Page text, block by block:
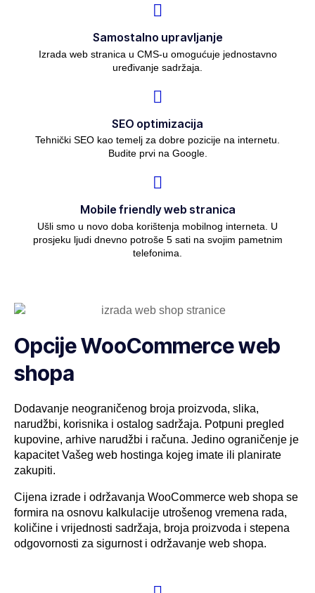
Samostalno upravljanje
Izrada web stranica u CMS-u omogućuje jednostavno
uređivanje sadržaja.
SEO optimizacija
Tehnički SEO kao temelj za dobre pozicije na internetu.
Budite prvi na Google.
Mobile friendly web stranica
Ušli smo u novo doba korištenja mobilnog interneta. U
prosjeku ljudi dnevno potroše 5 sati na svojim pametnim
telefonima.
Opcije WooCommerce web
shopa
Dodavanje neograničenog broja proizvoda, slika,
narudžbi, korisnika i ostalog sadržaja. Potpuni pregled
kupovine, arhive narudžbi i računa. Jedino ograničenje je
kapacitet Vašeg web hostinga kojeg imate ili planirate
zakupiti.
Cijena izrade i održavanja WooCommerce web shopa se
formira na osnovu kalkulacije utrošenog vremena rada,
količine i vrijednosti sadržaja, broja proizvoda i stepena
odgovornosti za sigurnost i održavanje web shopa.